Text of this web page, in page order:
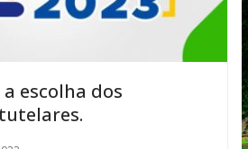
escolha dos